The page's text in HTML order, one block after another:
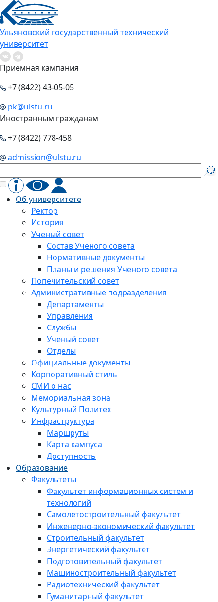
Ульяновский государственный технический
университет
Приемная кампания
+7 (8422) 43-05-05
pk@ulstu.ru
Иностранным гражданам
+7 (8422) 778-458
admission@ulstu.ru
Об университете
Ректор
История
Ученый совет
Состав Ученого совета
Нормативные документы
Планы и решения Ученого совета
Попечительский совет
Административные подразделения
Департаменты
Управления
Службы
Ученый совет
Отделы
Официальные документы
Корпоративный стиль
СМИ о нас
Мемориальная зона
Культурный Политех
Инфраструктура
Маршруты
Карта кампуса
Доступность
Образование
Факультеты
Факультет информационных систем и
технологий
Самолетостроительный факультет
Инженерно-экономический факультет
Строительный факультет
Энергетический факультет
Подготовительный факультет
Машиностроительный факультет
Радиотехнический факультет
Гуманитарный факультет